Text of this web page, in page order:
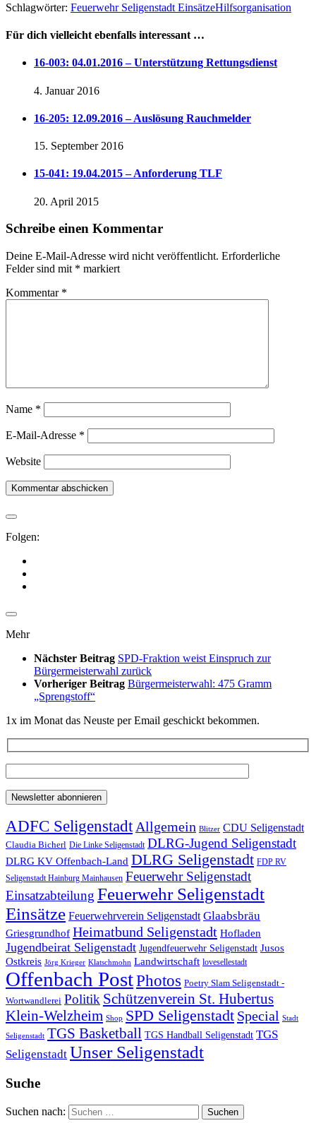
Schlagwörter: Feuerwehr Seligenstadt EinsätzeHilfsorganisation
Für dich vielleicht ebenfalls interessant …
16-003: 04.01.2016 – Unterstützung Rettungsdienst
4. Januar 2016
16-205: 12.09.2016 – Auslösung Rauchmelder
15. September 2016
15-041: 19.04.2015 – Anforderung TLF
20. April 2015
Schreibe einen Kommentar
Deine E-Mail-Adresse wird nicht veröffentlicht. Erforderliche
Felder sind mit * markiert
Kommentar *
Name *
E-Mail-Adresse *
Website
Folgen:
Mehr
Nächster Beitrag SPD-Fraktion weist Einspruch zur
Bürgermeisterwahl zurück
Vorheriger Beitrag Bürgermeisterwahl: 475 Gramm
„Sprengstoff“
1x im Monat das Neuste per Email geschickt bekommen.
ADFC SeligenstadtAllgemein Blitzer CDU Seligenstadt
Claudia Bicherl Die Linke Seligenstadt DLRG-Jugend Seligenstadt
DLRG KV Offenbach-Land DLRG Seligenstadt FDP RV
Seligenstadt Hainburg Mainhausen Feuerwehr Seligenstadt
Einsatzabteilung Feuerwehr Seligenstadt
Einsätze Feuerwehrverein Seligenstadt Glaabsbräu
Griesgrundhof Heimatbund Seligenstadt Hofladen
Jugendbeirat Seligenstadt Jugendfeuerwehr Seligenstadt Jusos
Ostkreis Jörg Krieger Klatschmohn Landwirtschaft lovesellestadt
Offenbach PostPhotos Poetry Slam Seligenstadt -
Wortwandlerei Politik Schützenverein St. Hubertus
Klein-Welzheim Shop SPD Seligenstadt Special Stadt
Seligenstadt TGS Basketball TGS Handball Seligenstadt TGS
Seligenstadt Unser Seligenstadt
Suche
Suchen nach: